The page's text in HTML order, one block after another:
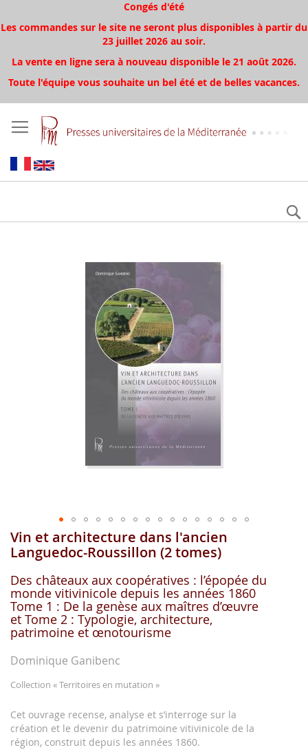
Congés d'été
Les commandes sur le site ne seront plus disponibles à partir du
23 juillet 2026 au soir.
La vente en ligne sera à nouveau disponible le 21 août 2026.
Toute l'équipe vous souhaite un bel été et de belles vacances.
Skip
to
beginning
of
the
images
gallery
Vin et architecture dans l'ancien
Languedoc-Roussillon (2 tomes)
Des châteaux aux coopératives : l’épopée du
monde vitivinicole depuis les années 1860
Tome 1 : De la genèse aux maîtres d’œuvre
et Tome 2 : Typologie, architecture,
patrimoine et œnotourisme
Dominique Ganibenc
Collection « Territoires en mutation »
Cet ouvrage recense, analyse et s’interroge sur la
création et le devenir du patrimoine vitivinicole de la
région, construit depuis les années 1860.